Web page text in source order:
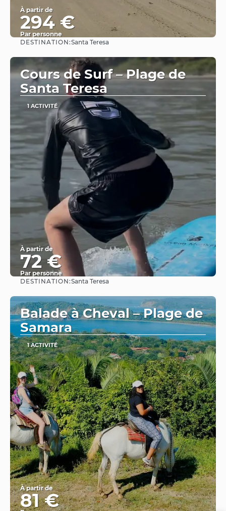
À partir de
294 €
Par personne
Afficher
DESTINATION:Santa Teresa
Cours de Surf – Plage de
Santa Teresa
1 ACTIVITÉ
À partir de
72 €
Par personne
Afficher
DESTINATION:Santa Teresa
Balade à Cheval – Plage de
Samara
1 ACTIVITÉ
À partir de
81 €